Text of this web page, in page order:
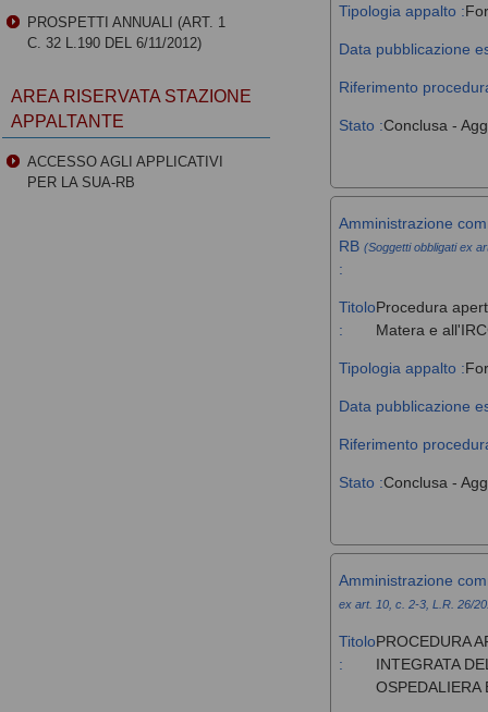
Tipologia appalto :
Data pubblicazione
Riferimento
Stato :Conclusa -
Amministrazione
RB (Soggetti obbligati ex
:
Titolo
:
Procedura
Matera e
Tipologia appalto :
Data pubblicazione
Riferimento
Stato :Conclusa -
Amministrazione
ex art. 10, c. 2-3, L.R. 26/
Titolo
:
PROCEDURA
INTEGRATA
OSPEDALIERA
PROSPETTI ANNUALI (ART. 1
C. 32 L.190 DEL 6/11/2012)
AREA RISERVATA STAZIONE
APPALTANTE
ACCESSO AGLI APPLICATIVI
PER LA SUA-RB